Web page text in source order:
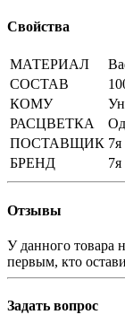
Свойства
МАТЕРИАЛ
СОСТАВ
КОМУ
РАСЦВЕТКА
ПОСТАВЩИК 7я
БРЕНД
7я
Отзывы
У данного товара
первым, кто
Задать вопрос